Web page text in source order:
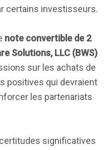
certains investisseurs.
note convertible de 2
Solutions, LLC (BWS)
sur les achats de
positives qui devraient
les partenariats
significatives